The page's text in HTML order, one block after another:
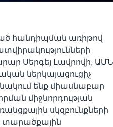
հանդիպման առիթով
Սերգեյ Լավրովի, ԱՄՆ
ներկայացուցիչ
ենք միասնաբար
միջնորդության
սկզբունքների
տարածքային